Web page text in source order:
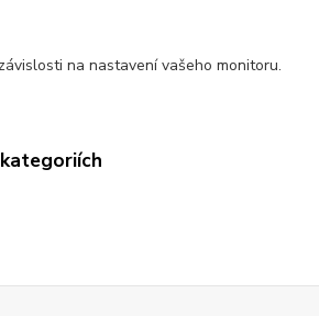
na nastavení vašeho monitoru.